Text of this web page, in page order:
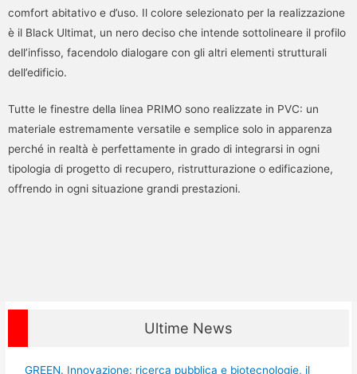
comfort abitativo e d’uso. Il colore selezionato per la realizzazione
è il Black Ultimat, un nero deciso che intende sottolineare il profilo
dell’infisso, facendolo dialogare con gli altri elementi strutturali
dell’edificio.
Tutte le finestre della linea PRIMO sono realizzate in PVC: un
materiale estremamente versatile e semplice solo in apparenza
perché in realtà è perfettamente in grado di integrarsi in ogni
tipologia di progetto di recupero, ristrutturazione o edificazione,
offrendo in ogni situazione grandi prestazioni.
Ultime News
GREEN. Innovazione: ricerca pubblica e biotecnologie, il